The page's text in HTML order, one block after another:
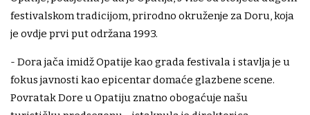
festivalskom tradicijom, prirodno okruženje za Doru, koja
je ovdje prvi put održana 1993.
- Dora jača imidž Opatije kao grada festivala i stavlja je u
fokus javnosti kao epicentar domaće glazbene scene.
Povratak Dore u Opatiju znatno obogaćuje našu